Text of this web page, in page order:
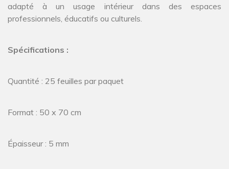
adapté à un usage intérieur dans des espaces
professionnels, éducatifs ou culturels.
Spécifications :
Quantité : 25 feuilles par paquet
Format : 50 x 70 cm
Épaisseur : 5 mm